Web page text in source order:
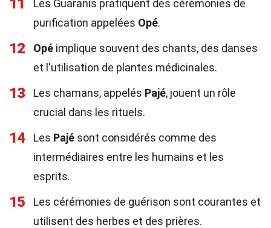
11
Les Guaranis pratiquent des cérémonies de
purification appelées Opé.
12 Opé implique souvent des chants, des danses
et l'utilisation de plantes médicinales.
13 Les chamans, appelés Pajé, jouent un rôle
crucial dans les rituels.
14 Les Pajé sont considérés comme des
intermédiaires entre les humains et les
esprits.
15
Les cérémonies de guérison sont courantes et
utilisent des herbes et des prières.